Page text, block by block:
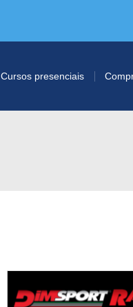
Cursos presenciais